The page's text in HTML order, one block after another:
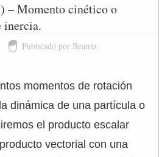
– Momento cinético o
inercia.
Publicado por Beatriz
momentos de rotación
dinámica de una partícula o
el producto escalar
vectorial con una